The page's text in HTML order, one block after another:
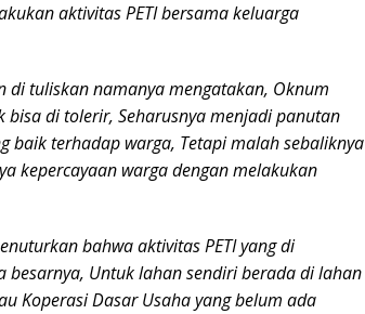
aktivitas PETI bersama keluarga
di tuliskan namanya mengatakan, Oknum
bisa di tolerir, Seharusnya menjadi panutan
baik terhadap warga, Tetapi malah sebaliknya
kepercayaan warga dengan melakukan
bahwa aktivitas PETI yang di
besarnya, Untuk lahan sendiri berada di lahan
Koperasi Dasar Usaha yang belum ada